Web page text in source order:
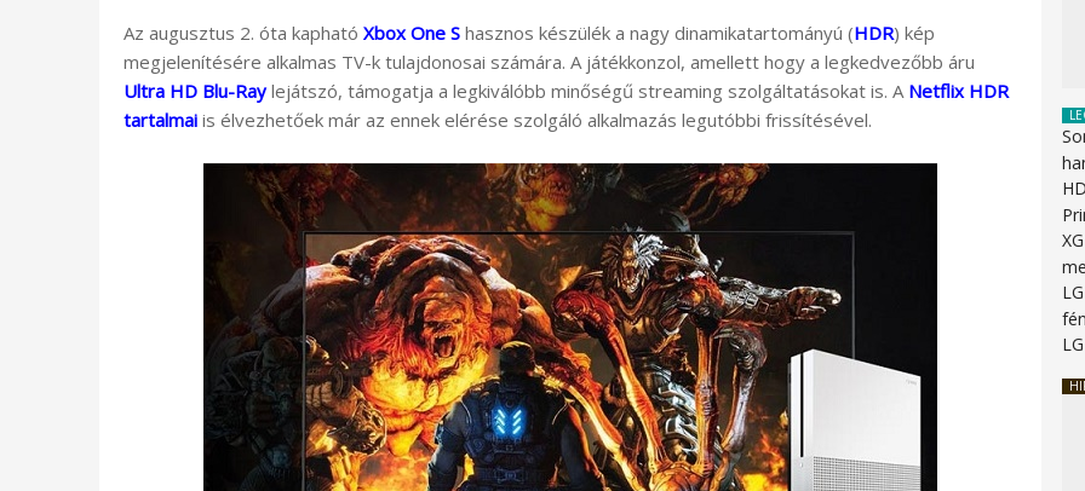
Az augusztus 2. óta kapható Xbox One S hasznos készülék a nagy dinamikatartományú (HDR) kép
megjelenítésére alkalmas TV-k tulajdonosai számára. A játékkonzol, amellett hogy a legkedvezőbb áru
Ultra HD Blu-Raylejátszó, támogatja a legkiválóbb minőségű streaming szolgáltatásokat is. A Netflix HDR
tartalmai is élvezhetőek már az ennek elérése szolgáló alkalmazás legutóbbi frissítésével.